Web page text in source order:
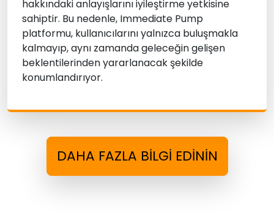
hakkındaki anlayışlarını iyileştirme yetkisine
sahiptir. Bu nedenle, Immediate Pump
platformu, kullanıcılarını yalnızca buluşmakla
kalmayıp, aynı zamanda geleceğin gelişen
beklentilerinden yararlanacak şekilde
konumlandırıyor.
DAHA FAZLA BILGI EDININ